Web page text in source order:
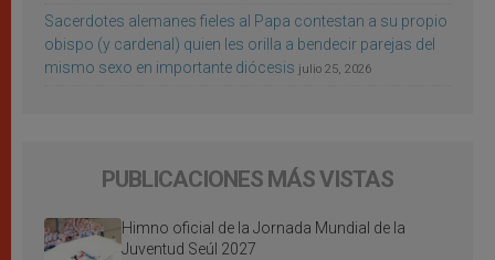
Sacerdotes alemanes fieles al Papa contestan a su propio
obispo (y cardenal) quien les orilla a bendecir parejas del
mismo sexo en importante diócesis julio 25, 2026
PUBLICACIONES MÁS VISTAS
Himno oficial de la Jornada Mundial de la
Juventud Seúl 2027